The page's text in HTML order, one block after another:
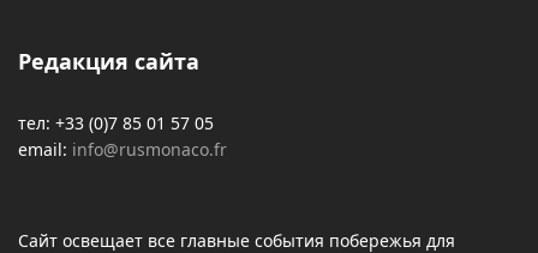
Редакция сайта
тел: +33 (0)7 85 01 57 05
email: info@rusmonaco.fr
Сайт освещает все главные события побережья для